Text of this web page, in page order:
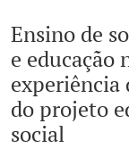
Ensino de
e educação
experiência
do projeto
social